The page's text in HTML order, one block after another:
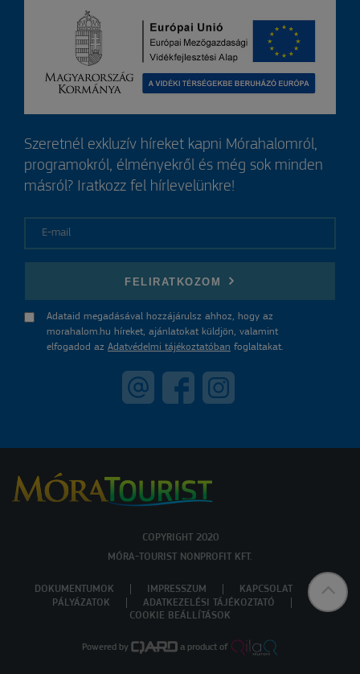
Szeretnél exkluzív híreket kapni Mórahalomról,
programokról, élményekről és még sok minden
másról? Iratkozz fel hírlevelünkre!
FELIRATKOZOM
Adataid megadásával hozzájárulsz ahhoz, hogy az
morahalom.hu híreket, ajánlatokat küldjön, valamint
elfogadod az Adatvédelmi tájékoztatóban foglaltakat.
COPYRIGHT 2020
MÓRA-TOURIST NONPROFIT KFT.
DOKUMENTUMOK IMPRESSZUM
KAPCSOLAT
PÁLYÁZATOK
ADATKEZELÉSI TÁJÉKOZTATÓ
COOKIE BEÁLLÍTÁSOK
Powered by a product of